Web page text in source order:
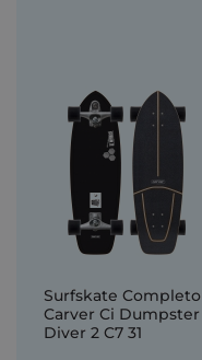
Surfskate Completo
Carver Ci Dumpster
Diver 2 C7 31